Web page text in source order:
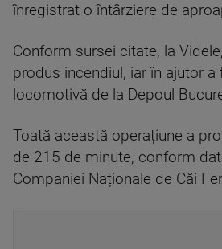
înregistrat o întârziere de
Conform sursei citate, la
produs incendiul, iar în ajutor
locomotivă de la Depoul
Toată această operațiune a
de 215 de minute, conform
Companiei Naționale de Căi